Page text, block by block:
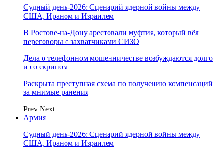
Судный день-2026: Сценарий ядерной войны между
США, Ираном и Израилем
В Ростове-на-Дону арестовали муфтия, который вёл
переговоры с захватчиками СИЗО
Дела о телефонном мошенничестве возбуждаются долго
и со скрипом
Раскрыта преступная схема по получению компенсаций
за мнимые ранения
Prev Next
Армия
Судный день-2026: Сценарий ядерной войны между
США, Ираном и Израилем